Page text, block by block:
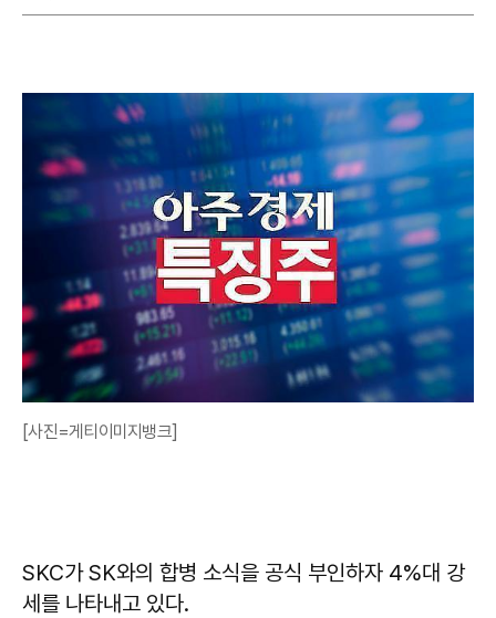
유
스
[사진=게티이미지뱅크]
SKC가 SK와의 합병 소식을 공식 부인하자 4%대 강
세를 나타내고 있다.